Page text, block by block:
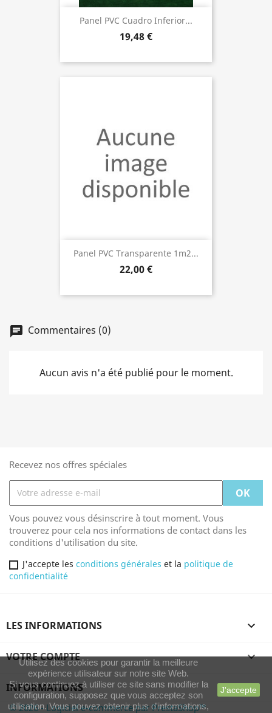
Utilisez des cookies pour garantir la meilleure
expérience utilisateur sur notre site Web.
Si vous continuez à utiliser ce site sans modifier la
configuration, supposez que vous acceptez son
utilisation. Vous pouvez obtenir plus d'informations,
J'accepte
Panel PVC Cuadro Inferior...
19,48 €
Panel PVC Transparente 1m2...
22,00 €
chat Commentaires (0)
Aucun avis n'a été publié pour le moment.
Recevez nos offres spéciales
Vous pouvez vous désinscrire à tout moment. Vous
trouverez pour cela nos informations de contact dans les
conditions d'utilisation du site.
J'accepte les conditions générales et la politique de
confidentialité
LES INFORMATIONS 
VOTRE COMPTE 
INFORMATIONS
© 2026 - Logiciel e-commerce par PrestaShop™